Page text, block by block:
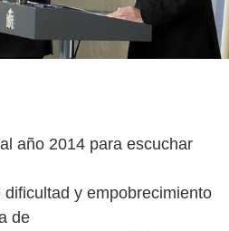
año 2014 para escuchar
y empobrecimiento
de